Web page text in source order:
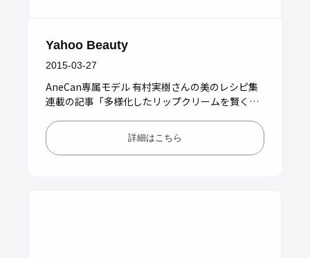
Yahoo Beauty
2015-03-27
AneCan専属モデル 有村実樹さんの美のレシピ集
連載の記事「多様化したリップクリームを賢く使
ーガニックベビーバー…
詳細はこちら